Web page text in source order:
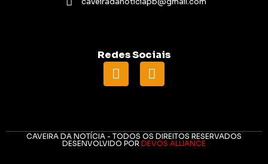
Redes Sociais
CAVEIRA DA NOTÍCIA - TODOS OS DIREITOS RESERVADOS
DESENVOLVIDO POR DEVOS ALLIANCE